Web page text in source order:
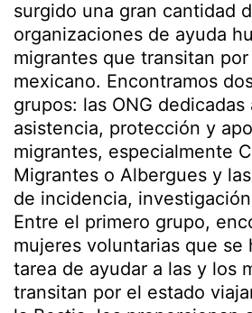
surgido una gran cantidad
organizaciones de ayuda
migrantes que transitan
mexicano. Encontramos
grupos: las ONG
asistencia, protección y
migrantes, especialmente
Migrantes o Albergues y
de incidencia,
Entre el primero grupo,
mujeres voluntarias que se
tarea de ayudar a las y los
transitan por el estado